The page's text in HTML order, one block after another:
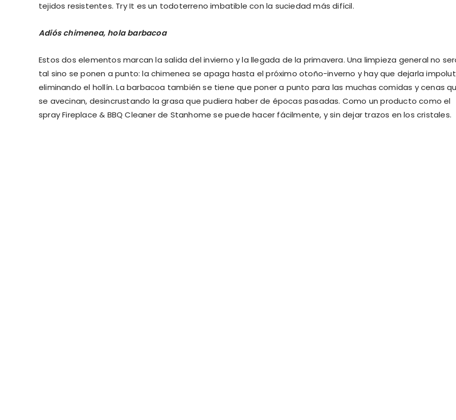
tejidos resistentes. Try It es un todoterreno imbatible con la suciedad más difícil.
Adiós chimenea, hola barbacoa
Estos dos elementos marcan la salida del invierno y la llegada de la primavera. Una limpieza general no
tal sino se ponen a punto: la chimenea se apaga hasta el próximo otoño-inverno y hay que dejarla
eliminando el hollín. La barbacoa también se tiene que poner a punto para las muchas comidas y cenas
se avecinan, desincrustando la grasa que pudiera haber de épocas pasadas. Como un producto como el
spray Fireplace & BBQ Cleaner de Stanhome se puede hacer fácilmente, y sin dejar trazos en los cristales.